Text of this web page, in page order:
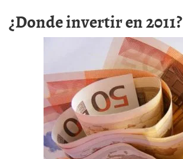
¿Donde invertir en 2011?